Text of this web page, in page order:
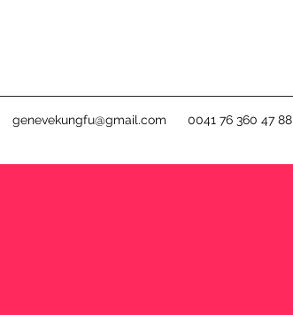
genevekungfu@gmail.com 0041 76 360 47 88